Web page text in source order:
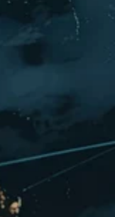
le
et clinique, y
dans le monde.